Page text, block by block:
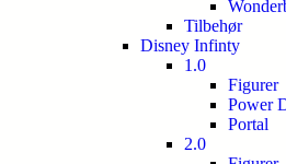
Tilbehør
Disney Infinty
1.0
Figurer
Power
Portal
2.0